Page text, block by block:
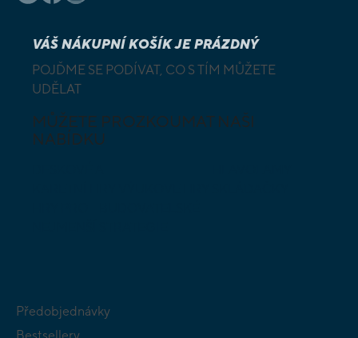
VÁŠ NÁKUPNÍ KOŠÍK JE PRÁZDNÝ
POJĎME SE PODÍVAT, CO S TÍM MŮŽETE
UDĚLAT
MŮŽETE PROZKOUMAT NAŠI
NABÍDKU
Předobjednávky